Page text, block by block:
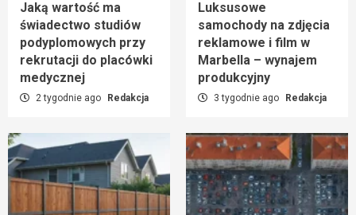
Jaką wartość ma
świadectwo studiów
podyplomowych przy
rekrutacji do placówki
medycznej
2 tygodnie ago Redakcja
Luksusowe
samochody na zdjęcia
reklamowe i film w
Marbella – wynajem
produkcyjny
3 tygodnie ago Redakcja